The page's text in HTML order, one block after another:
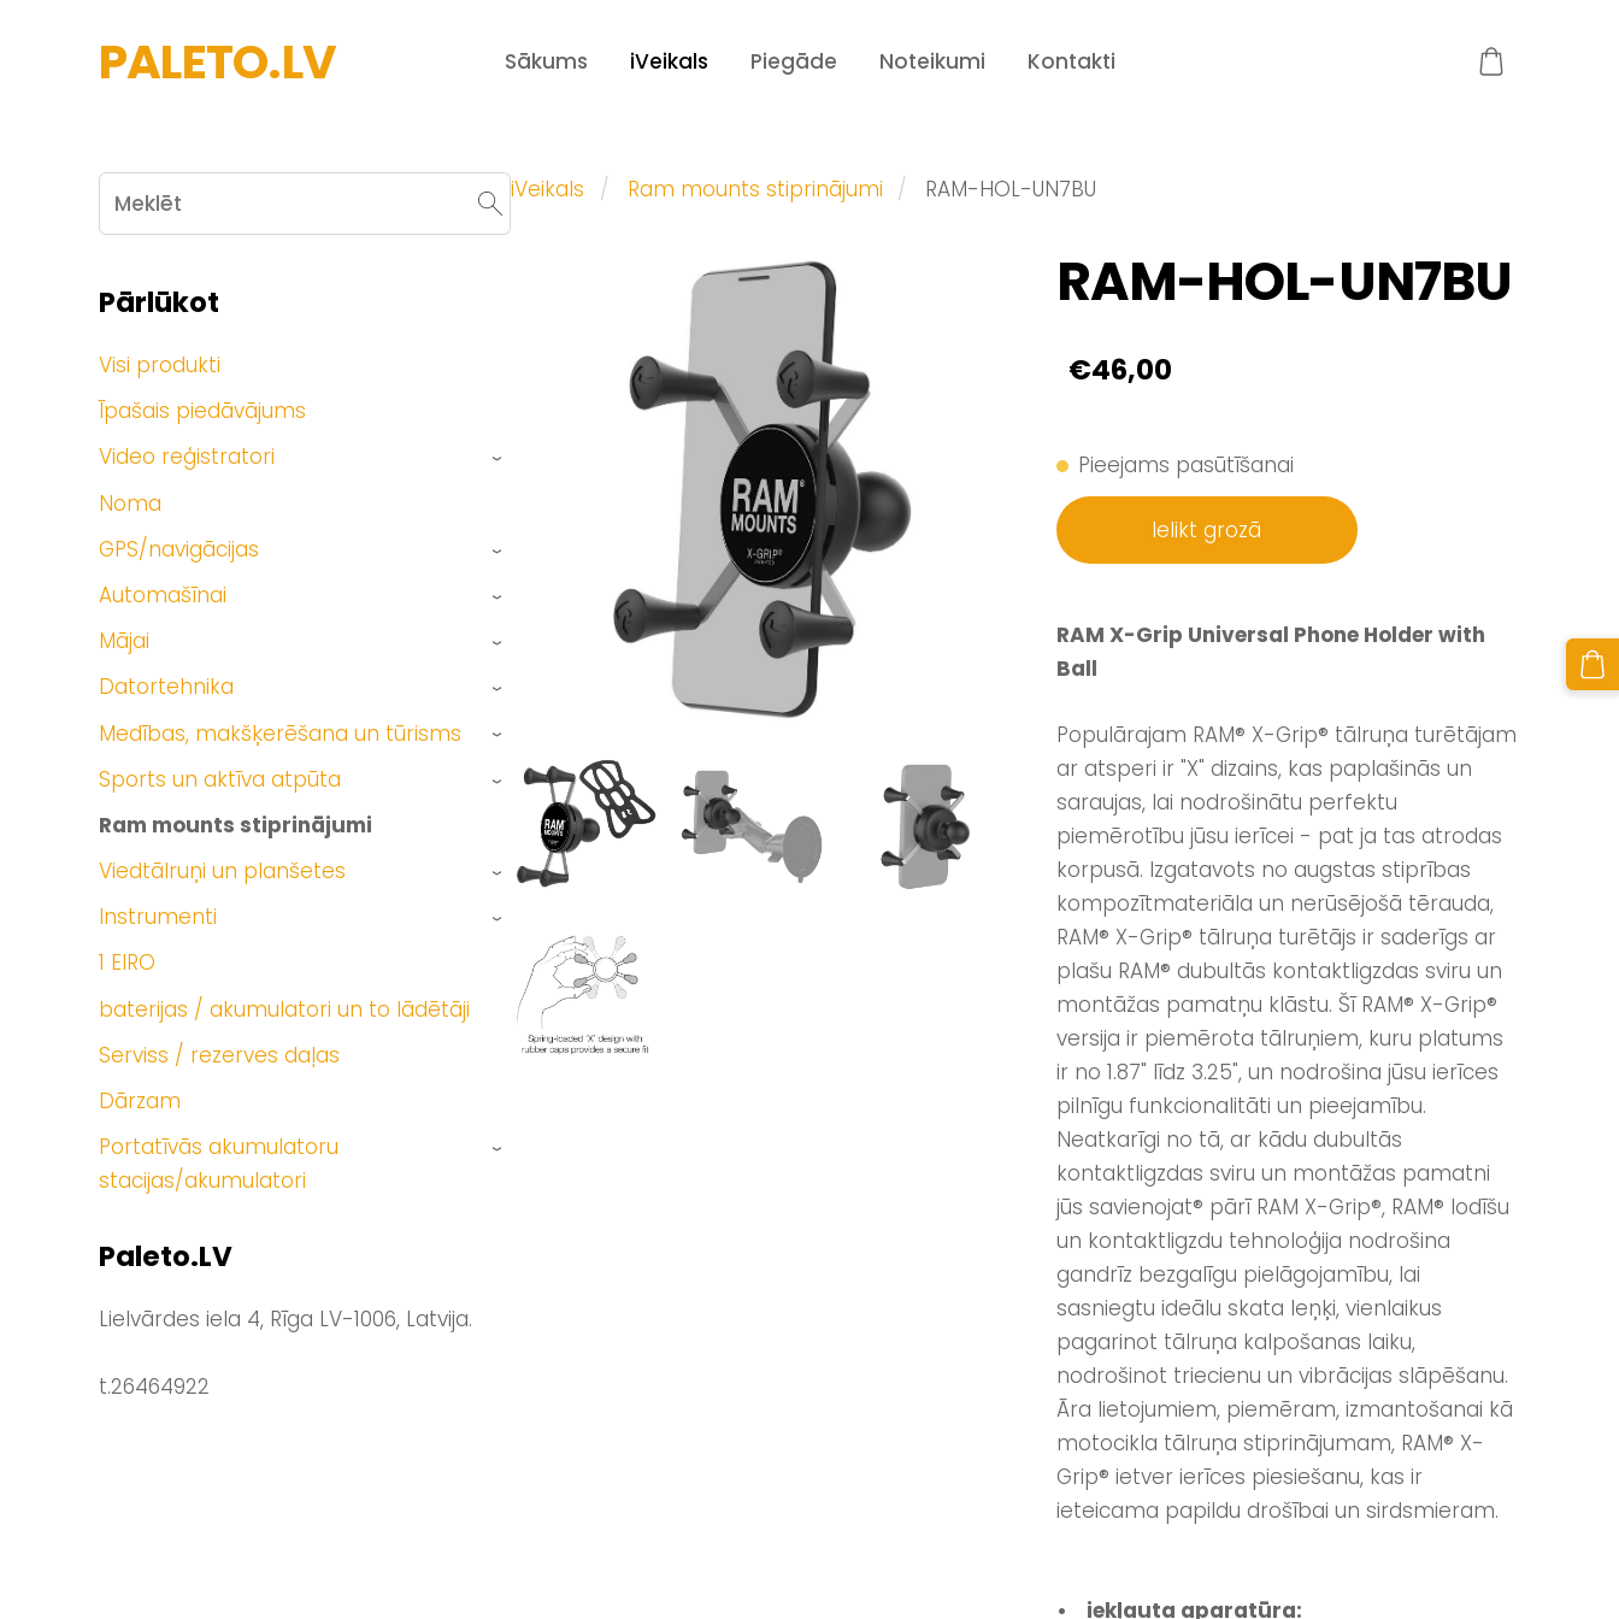
PALETO.LV Sākums iVeikals Piegāde Noteikumi Kontakti
Pārlūkot
Visi produkti
Īpašais piedāvājums
Video reģistratori
›
Noma
GPS/navigācijas
›
Automašīnai ›
Mājai ›
Datortehnika ›
Medības, makšķerēšana un tūrisms ›
Sports un aktīva atpūta ›
Ram mounts stiprinājumi
Viedtālruņi un planšetes
›
Instrumenti ›
1 EIRO
baterijas / akumulatori un to lādētāji
Serviss / rezerves daļas
Dārzam
Portatīvās akumulatoru
stacijas/akumulatori
›
Paleto.LV
Lielvārdes iela 4, Rīga LV-1006, Latvija.
t.26464922
iVeikals Ram mounts stiprinājumi RAM-HOL-UN7BU
RAM-HOL-UN7BU
€46,00
Pieejams pasūtīšanai
Ielikt grozā
RAM X-Grip Universal Phone Holder with
Ball
Populārajam RAM® X-Grip® tālruņa turētājam
ar atsperi ir "X" dizains, kas paplašinās un
saraujas, lai nodrošinātu perfektu
piemērotību jūsu ierīcei - pat ja tas atrodas
korpusā. Izgatavots no augstas stiprības
kompozītmateriāla un nerūsējošā tērauda,
RAM® X-Grip® tālruņa turētājs ir saderīgs ar
plašu RAM® dubultās kontaktligzdas sviru un
montāžas pamatņu klāstu. Šī RAM® X-Grip®
versija ir piemērota tālruņiem, kuru platums
ir no 1.87" līdz 3.25", un nodrošina jūsu ierīces
pilnīgu funkcionalitāti un pieejamību.
Neatkarīgi no tā, ar kādu dubultās
kontaktligzdas sviru un montāžas pamatni
jūs savienojat® pārī RAM X-Grip®, RAM® lodīšu
un kontaktligzdu tehnoloģija nodrošina
gandrīz bezgalīgu pielāgojamību, lai
sasniegtu ideālu skata leņķi, vienlaikus
pagarinot tālruņa kalpošanas laiku,
nodrošinot triecienu un vibrācijas slāpēšanu.
Āra lietojumiem, piemēram, izmantošanai kā
motocikla tālruņa stiprinājumam, RAM® X-
Grip® ietver ierīces piesiešanu, kas ir
ieteicama papildu drošībai un sirdsmieram.
• iekļauta aparatūra: